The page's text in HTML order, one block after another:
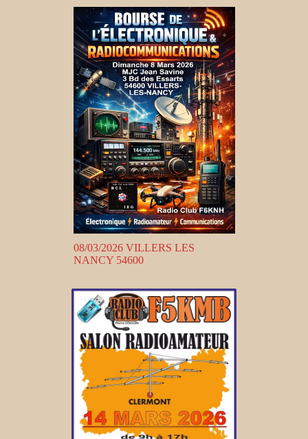
08/03/2026 VILLERS LES
NANCY 54600